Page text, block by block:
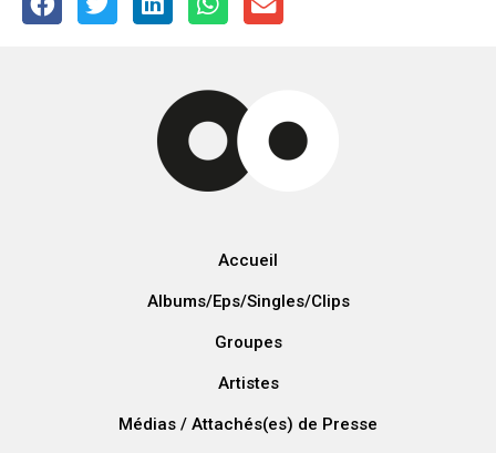
Accueil
Albums/Eps/Singles/Clips
Groupes
Artistes
Médias / Attachés(es) de Presse